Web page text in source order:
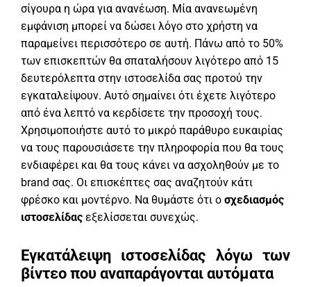
σίγουρα η ώρα για ανανέωση. Μία ανανεωμένη
εμφάνιση μπορεί να δώσει λόγο στο χρήστη να
παραμείνει περισσότερο σε αυτή. Πάνω από το 50%
των επισκεπτών θα σπαταλήσουν λιγότερο από 15
δευτερόλεπτα στην ιστοσελίδα σας προτού την
εγκαταλείψουν. Αυτό σημαίνει ότι έχετε λιγότερο
από ένα λεπτό να κερδίσετε την προσοχή τους.
Χρησιμοποιήστε αυτό το μικρό παράθυρο ευκαιρίας
να τους παρουσιάσετε την πληροφορία που θα τους
ενδιαφέρει και θα τους κάνει να ασχοληθούν με το
brand σας. Οι επισκέπτες σας αναζητούν κάτι
φρέσκο και μοντέρνο. Να θυμάστε ότι ο σχεδιασμός
ιστοσελίδας εξελίσσεται συνεχώς.
Εγκατάλειψη ιστοσελίδας λόγω των
βίντεο που αναπαράγονται αυτόματα